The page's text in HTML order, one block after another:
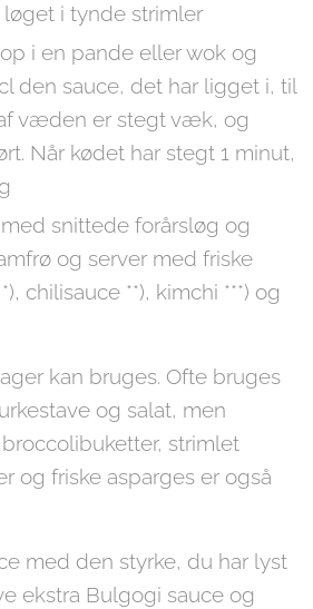
i tynde strimler
i en pande eller wok og
den sauce, det har ligget i, til
væden er stegt væk, og
Når kødet har stegt 1 minut,
snittede forårsløg og
og server med friske
chilisauce **), kimchi ***) og
kan bruges. Ofte bruges
og salat, men
strimlet
og friske asparges er også
med den styrke, du har lyst
ekstra Bulgogi sauce og